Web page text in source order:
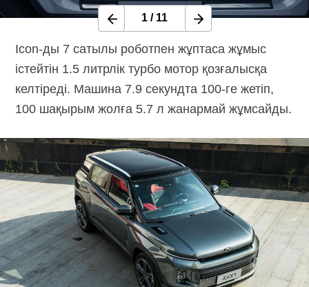
1 / 11
Icon-ды 7 сатылы роботпен жұптаса жұмыс
істейтін 1.5 литрлік турбо мотор қозғалысқа
келтіреді. Машина 7.9 секундта 100-ге жетіп,
100 шақырым жолға 5.7 л жанармай жұмсайды.